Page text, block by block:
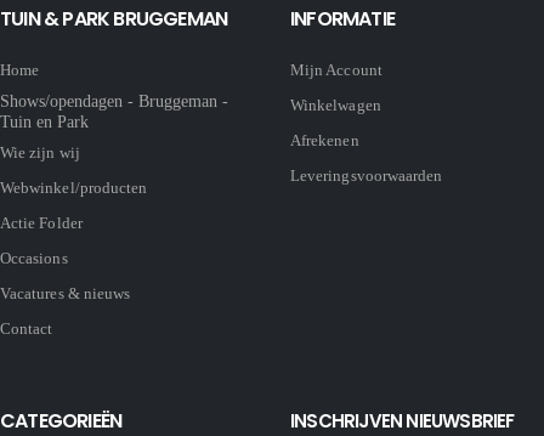
TUIN & PARK BRUGGEMAN
Home
Shows/opendagen - Bruggeman -
Tuin en Park
Wie zijn wij
Webwinkel/producten
Actie Folder
Occasions
Vacatures & nieuws
Contact
INFORMATIE
Mijn Account
Winkelwagen
Afrekenen
Leveringsvoorwaarden
CATEGORIEËN INSCHRIJVEN NIEUWSBRIEF